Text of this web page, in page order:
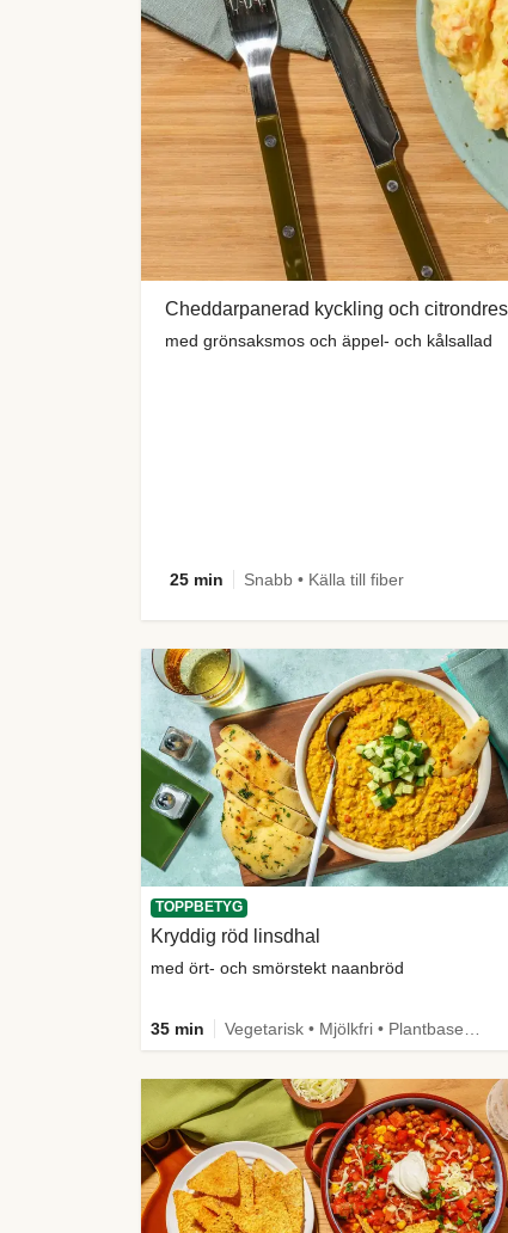
Cheddarpanerad kyckling och
med grönsaksmos och äppel- och kålsallad
25 min Snabb • Källa till fiber
TOPPBETYG
Kryddig röd linsdhal
med ört- och smörstekt naanbröd
35 min